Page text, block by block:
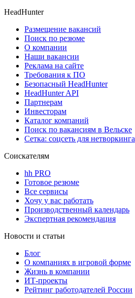
HeadHunter
Размещение вакансий
Поиск по резюме
О компании
Наши вакансии
Реклама на сайте
Требования к ПО
Безопасный HeadHunter
HeadHunter API
Партнерам
Инвесторам
Каталог компаний
Поиск по вакансиям в Вельске
Сетка: соцсеть для нетворкинга
Соискателям
hh PRO
Готовое резюме
Все сервисы
Хочу у вас работать
Производственный календарь
Экспертная рекомендация
Новости и статьи
Блог
О компаниях в игровой форме
Жизнь в компании
ИТ-проекты
Рейтинг работодателей России